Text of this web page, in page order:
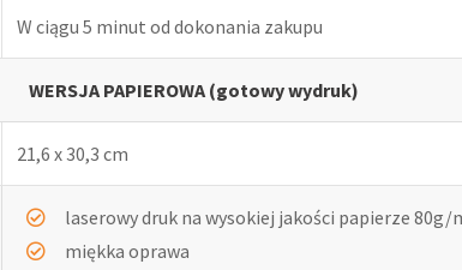
W ciągu 5 minut od dokonania zakupu
WERSJA PAPIEROWA (gotowy wydruk)
21,6 x 30,3 cm
laserowy druk na wysokiej jakości papierze 80g/
miękka oprawa